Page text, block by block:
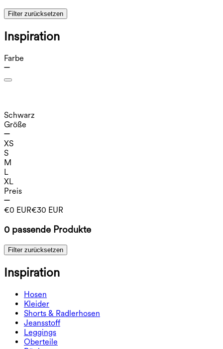
Filter zurücksetzen
Inspiration
Farbe
Schwarz
Größe
XS
S
M
L
XL
Preis
€0 EUR€30 EUR
0 passende Produkte
Filter zurücksetzen
Inspiration
Hosen
Hosen
Jogginghosen
Arbeitshosen
Weite Hosen
Kleider
Kleider
Sportkleider
Midi- & Maxikleider
Minikleider
Shorts & Radlerhosen
Shorts & Radlerhosen
Radlerhose
Jeansshorts
Jeansstoff
Jeansstoff
Jeans-Leggings
Leggings
Leggings
Oberteile